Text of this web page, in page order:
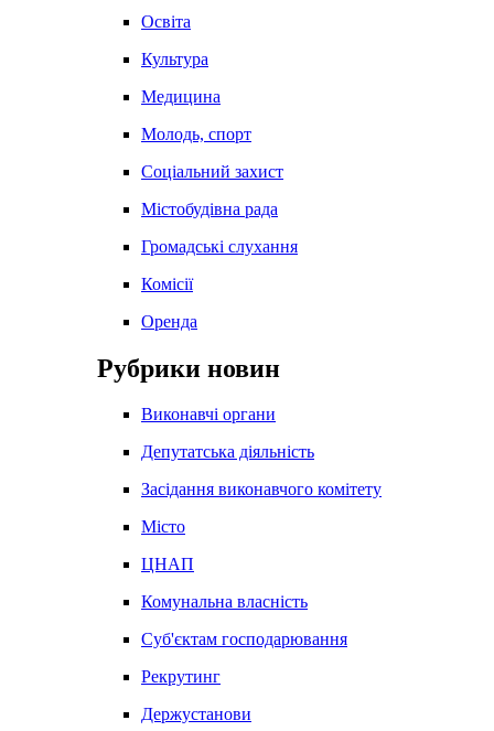
Освіта
Культура
Медицина
Молодь, спорт
Соціальний захист
Містобудівна рада
Громадські слухання
Комісії
Оренда
Рубрики новин
Виконавчі органи
Депутатська діяльність
Засідання виконавчого комітету
Місто
ЦНАП
Комунальна власність
Суб'єктам господарювання
Рекрутинг
Держустанови